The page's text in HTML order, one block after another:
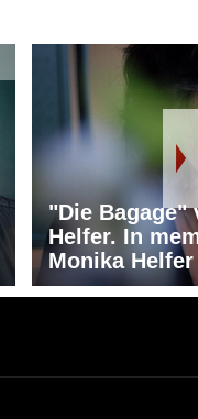
"Die Bagage"
Helfer. In
Monika Helfer